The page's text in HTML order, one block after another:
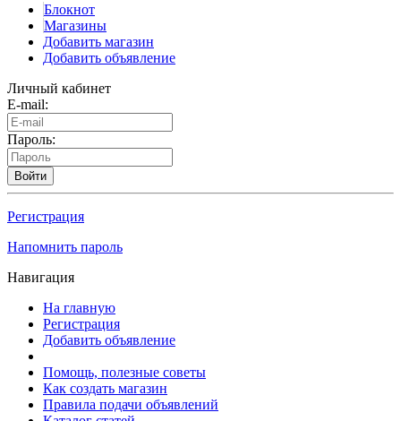
Блокнот
Магазины
Добавить магазин
Добавить объявление
Личный кабинет
E-mail:
Пароль:
Войти
Регистрация
Напомнить пароль
Навигация
На главную
Регистрация
Добавить объявление
Помощь, полезные советы
Как создать магазин
Правила подачи объявлений